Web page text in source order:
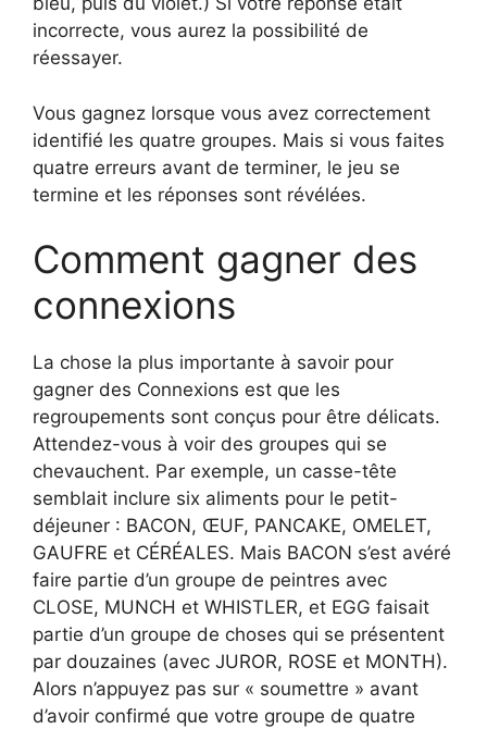
incorrecte, vous aurez la possibilité de
réessayer.
Vous gagnez lorsque vous avez correctement
identifié les quatre groupes. Mais si vous faites
quatre erreurs avant de terminer, le jeu se
termine et les réponses sont révélées.
Comment gagner des
connexions
La chose la plus importante à savoir pour
gagner des Connexions est que les
regroupements sont conçus pour être délicats.
Attendez-vous à voir des groupes qui se
chevauchent. Par exemple, un casse-tête
semblait inclure six aliments pour le petit-
déjeuner : BACON, ŒUF, PANCAKE, OMELET,
GAUFRE et CÉRÉALES. Mais BACON s’est avéré
faire partie d’un groupe de peintres avec
CLOSE, MUNCH et WHISTLER, et EGG faisait
partie d’un groupe de choses qui se présentent
par douzaines (avec JUROR, ROSE et MONTH).
Alors n’appuyez pas sur « soumettre » avant
d’avoir confirmé que votre groupe de quatre